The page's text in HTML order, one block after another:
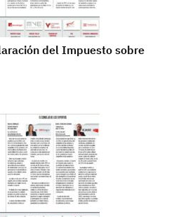
del Impuesto sobre